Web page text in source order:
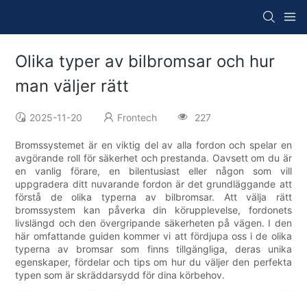
Olika typer av bilbromsar och hur
man väljer rätt
2025-11-20 Frontech 227
Bromssystemet är en viktig del av alla fordon och spelar en
avgörande roll för säkerhet och prestanda. Oavsett om du är
en vanlig förare, en bilentusiast eller någon som vill
uppgradera ditt nuvarande fordon är det grundläggande att
förstå de olika typerna av bilbromsar. Att välja rätt
bromssystem kan påverka din körupplevelse, fordonets
livslängd och den övergripande säkerheten på vägen. I den
här omfattande guiden kommer vi att fördjupa oss i de olika
typerna av bromsar som finns tillgängliga, deras unika
egenskaper, fördelar och tips om hur du väljer den perfekta
typen som är skräddarsydd för dina körbehov.